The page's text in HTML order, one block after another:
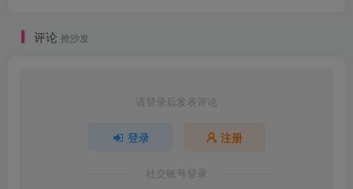
评论 抢沙发
请登录后发表评论
登录 注册
社交账号登录